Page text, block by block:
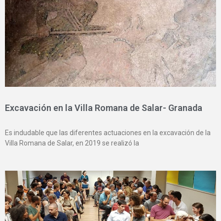
Excavación en la Villa Romana de Salar- Granada
Es indudable que las diferentes actuaciones en la excavación de la
Villa Romana de Salar, en 2019 se realizó la